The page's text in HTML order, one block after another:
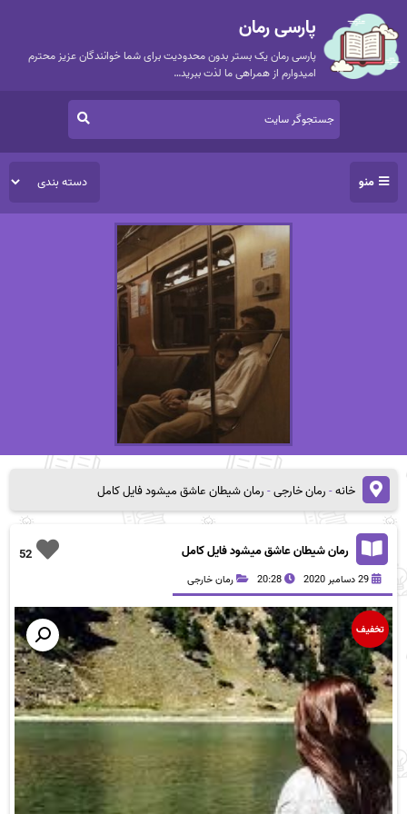
پارسی رمان
پارسی رمان یک بستر بدون محدودیت برای شما خوانندگان عزیز محترم
امیدوارم از همراهی ما لذت ببرید…
منو
خانه-رمان خارجی-رمان شیطان عاشق میشود فایل کامل
52 رمان شیطان عاشق میشود فایل کامل
29 دسامبر 2020 20:28 رمان خارجی
تخفیف